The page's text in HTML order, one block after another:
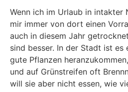
Wenn ich im Urlaub in intak­ter
mir immer von dort einen
auch in die­sem Jahr
sind bes­ser. In der Stadt ist es
gute Pflan­zen
und auf Grün­strei­fen oft
will sie aber nicht essen, wie